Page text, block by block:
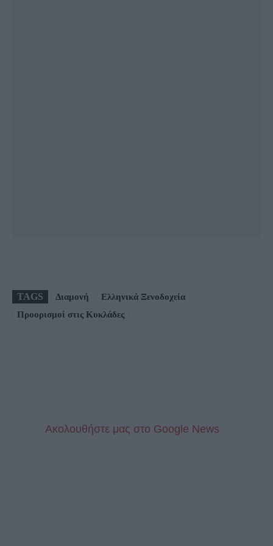
TAGS Διαμονή
Ελληνικά Ξενοδοχεία
Προορισμοί στις Κυκλάδες
Aκολουθήστε μας στo Google News